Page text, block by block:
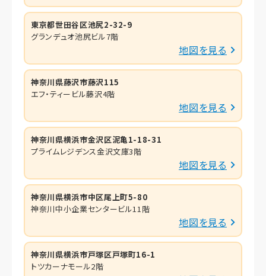
東京都世田谷区池尻2-32-9
グランデュオ池尻ビル7階
地図を見る
神奈川県藤沢市藤沢115
エフ・ティービル藤沢4階
地図を見る
神奈川県横浜市金沢区泥亀1-18-31
プライムレジデンス金沢文庫3階
地図を見る
神奈川県横浜市中区尾上町5-80
神奈川中小企業センタービル11階
地図を見る
神奈川県横浜市戸塚区戸塚町16-1
トツカーナモール2階